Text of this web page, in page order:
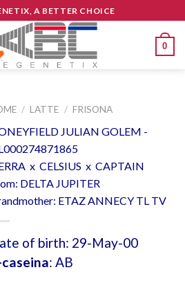
A BETTER CHOICE
0
/ LATTE / FRISONA
JULIAN GOLEM -
x CELSIUS x CAPTAIN
DELTA JUPITER
ETAZ ANNECY TL TV
of birth: 29-May-00
caseina: AB